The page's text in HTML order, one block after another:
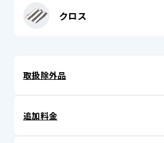
単衣
着物帯
シーツ
布団カバー
クロス
テーブルマット・ランチョンマット
取扱除外品
追加料金